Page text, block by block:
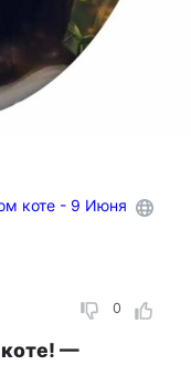
коте - 9 Июня
0
—